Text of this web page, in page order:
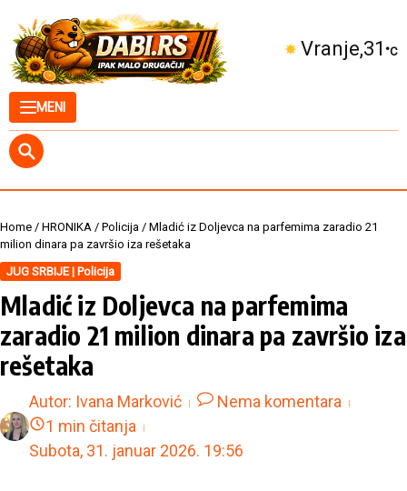
MENI
Kuršumlija 32 °C
Home / HRONIKA / Policija / Mladić iz Doljevca na parfemima zaradio 21
milion dinara pa završio iza rešetaka
JUG SRBIJE | Policija
Mladić iz Doljevca na parfemima
zaradio 21 milion dinara pa završio iza
rešetaka
Autor: Ivana Marković
Nema komentara
1 min čitanja
Subota, 31. januar 2026. 19:56